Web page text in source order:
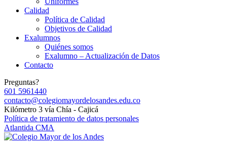
Calidad
Política de Calidad
Objetivos de Calidad
Exalumnos
Quiénes somos
Exalumno – Actualización de Datos
Contacto
Preguntas?
601 5961440
contacto@colegiomayordelosandes.edu.co
Kilómetro 3 vía Chía - Cajicá
Política de tratamiento de datos personales
Atlantida CMA